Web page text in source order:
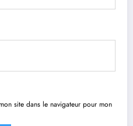
site dans le navigateur pour mon